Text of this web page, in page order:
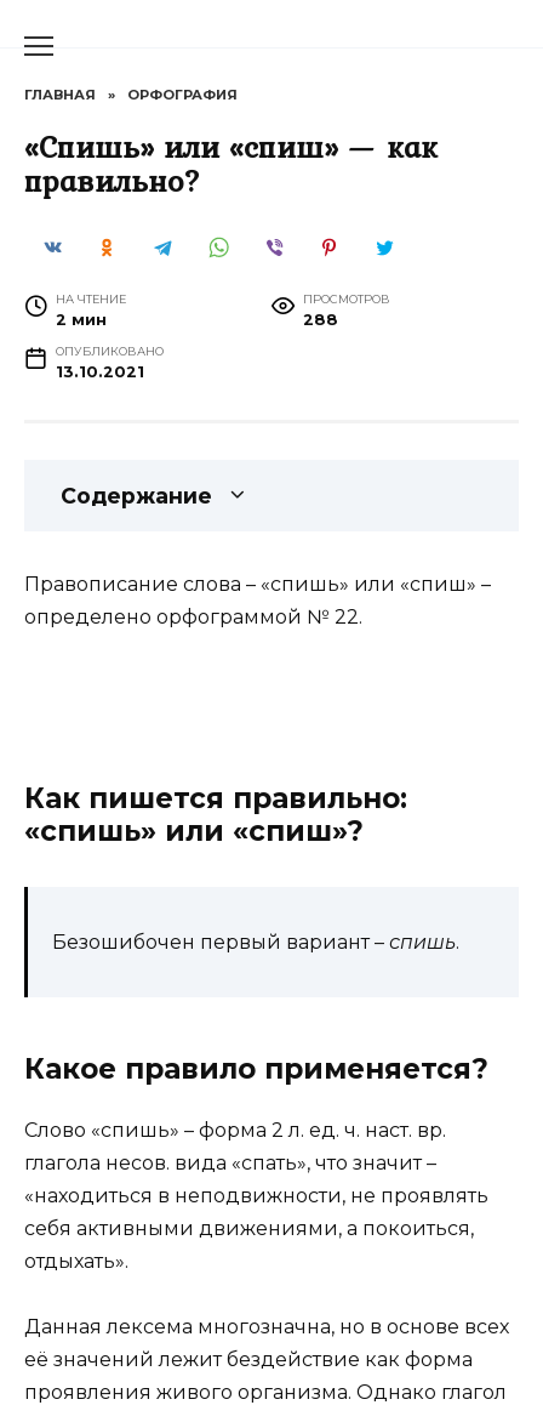
ГЛАВНАЯ » ОРФОГРАФИЯ
«Спишь» или «спиш» — как
правильно?
НА ЧТЕНИЕ
2 мин
ПРОСМОТРОВ
288
ОПУБЛИКОВАНО
13.10.2021
Содержание
Правописание слова – «спишь» или «спиш» –
определено орфограммой № 22.
Как пишется правильно:
«спишь» или «спиш»?
Безошибочен первый вариант – спишь.
Какое правило применяется?
Слово «спишь» – форма 2 л. ед. ч. наст. вр.
глагола несов. вида «спать», что значит –
«находиться в неподвижности, не проявлять
себя активными движениями, а покоиться,
отдыхать».
Данная лексема многозначна, но в основе всех
её значений лежит бездействие как форма
проявления живого организма. Однако глагол